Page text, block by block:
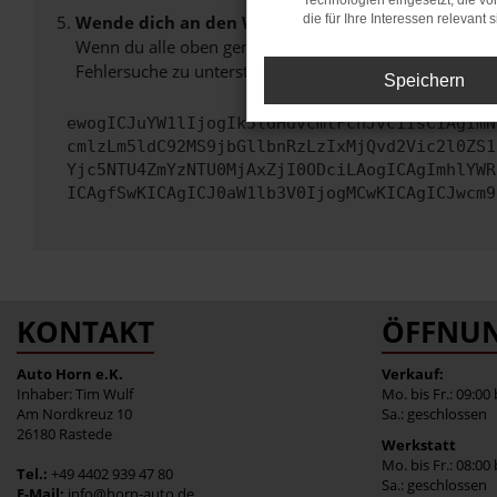
Wende dich an den Webseitenbetreiber.
Wenn du alle oben genannten Schritte versucht hast,
Fehlersuche zu unterstützen:
KONTAKT
Auto Horn e.K.
Inhaber: Tim Wulf
Am Nordkreuz 10
26180 Rastede
Tel.: +49 4402 939 47 80
Verkauf:
Mo. bis Fr.: 09:00
Sa.: geschlossen
Werkstatt
Mo. bis Fr.: 08:00
Sa.: geschlossen
die für Ihre Interessen relevant
Speichern